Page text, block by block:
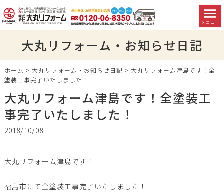
メニュー
大丸リフォーム・お知らせ日記
ホーム > 大丸リフォーム・お知らせ日記 > 大丸リフォーム津島です！全
塗装工事完了いたしました！
大丸リフォーム津島です！全塗装工
事完了いたしました！
2018/10/08
大丸リフォーム津島です！
福島市にて全塗装工事完了いたしました！